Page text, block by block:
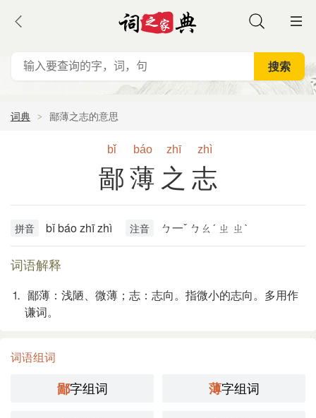
词典 鄙薄之志的意思
bǐ báo zhī zhì
鄙薄之志
拼音 bǐ báo zhī zhì 注音 ㄅ一ˇ ㄅㄠˊ ㄓ ㄓˋ
词语解释
⒈ 鄙薄：浅陋、微薄；志：志向。指微小的志向。多用作
谦词。
词语组词
鄙字组词 薄字组词